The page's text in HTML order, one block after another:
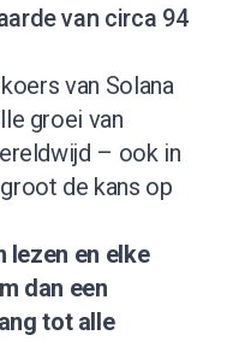
van circa 94
van Solana
groei van
– ook in
de kans op
lezen en elke
dan een
tot alle